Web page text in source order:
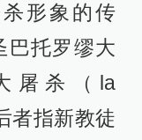
形象的传
巴托罗缪大
屠杀（la
者指新教徒